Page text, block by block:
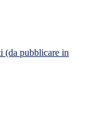
(da pubblicare in